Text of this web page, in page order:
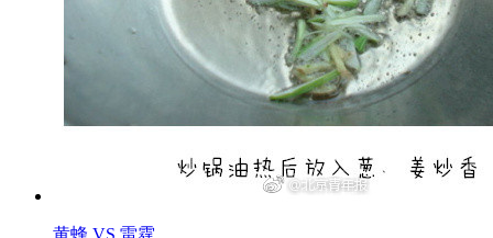
黄蜂 VS 雷霆